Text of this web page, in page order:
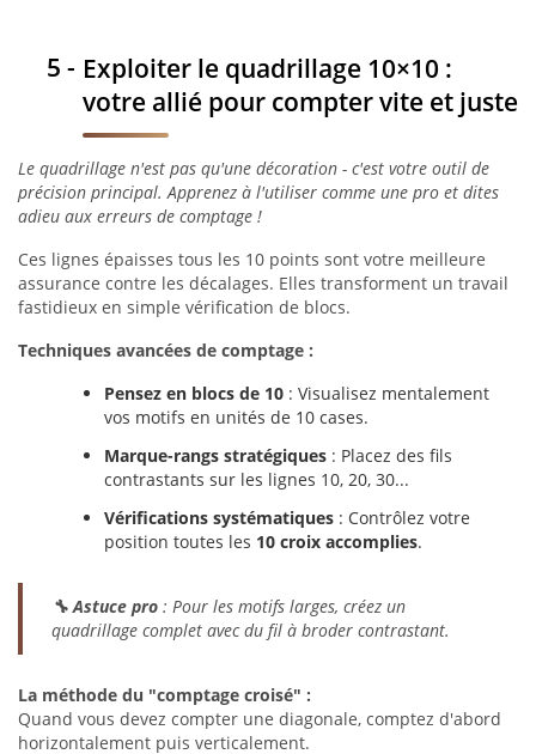
Exploiter le quadrillage 10×10 :
votre allié pour compter vite et juste
Le quadrillage n'est pas qu'une décoration - c'est votre outil de
précision principal. Apprenez à l'utiliser comme une pro et dites
adieu aux erreurs de comptage !
Ces lignes épaisses tous les 10 points sont votre meilleure
assurance contre les décalages. Elles transforment un travail
fastidieux en simple vérification de blocs.
Techniques avancées de comptage :
Pensez en blocs de 10 : Visualisez mentalement
vos motifs en unités de 10 cases.
Marque-rangs stratégiques : Placez des fils
contrastants sur les lignes 10, 20, 30...
Vérifications systématiques : Contrôlez votre
position toutes les 10 croix accomplies.
🔧 Astuce pro : Pour les motifs larges, créez un
quadrillage complet avec du fil à broder contrastant.
La méthode du "comptage croisé" :
Quand vous devez compter une diagonale, comptez d'abord
horizontalement puis verticalement.